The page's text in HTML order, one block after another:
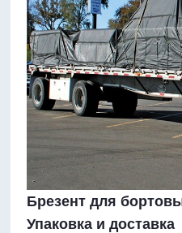
Брезент для
Упаковка и доставка